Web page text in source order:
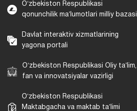
Oʻzbekiston Respublikasi
qonunchilik maʼlumotlari milliy bazasi
Davlat interaktiv xizmatlarining
yagona portali
Oʻzbekiston Respublikasi Oliy taʼlim,
fan va innovatsiyalar vazirligi
Oʻzbekiston Respublikasi
Maktabgacha va maktab taʼlimi